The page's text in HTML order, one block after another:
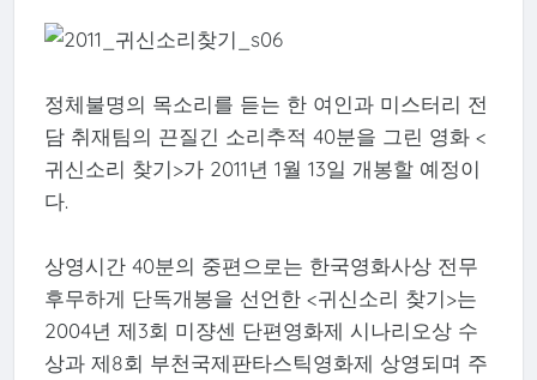
정체불명의 목소리를 듣는 한 여인과 미스터리 전
담 취재팀의 끈질긴 소리추적 40분을 그린 영화 <
귀신소리 찾기>가 2011년 1월 13일 개봉할 예정이
다.
상영시간 40분의 중편으로는 한국영화사상 전무
후무하게 단독개봉을 선언한 <귀신소리 찾기>는
2004년 제3회 미쟝센 단편영화제 시나리오상 수
상과 제8회 부천국제판타스틱영화제 상영되며 주